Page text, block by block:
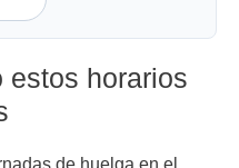
estos horarios